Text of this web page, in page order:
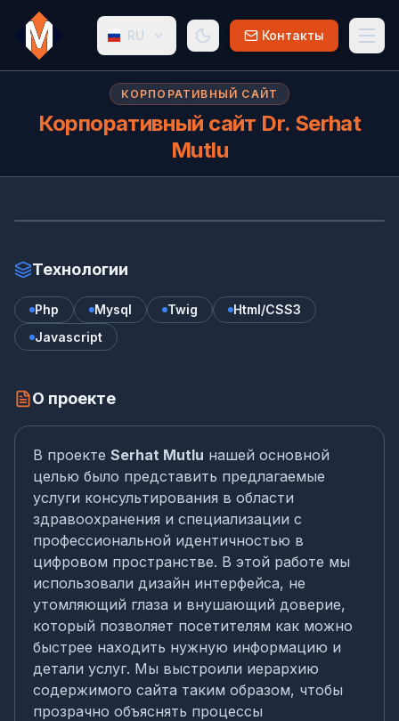
RU Контакты
КОРПОРАТИВНЫЙ САЙТ
Корпоративный сайт Dr. Serhat
Mutlu
Ко
Технологии
Php Mysql Twig
Html/CSS3
Javascript
О проекте
В проекте Serhat Mutlu нашей основной
целью было представить предлагаемые
услуги консультирования в области
здравоохранения и специализации с
профессиональной идентичностью в
цифровом пространстве. В этой работе мы
использовали дизайн интерфейса, не
утомляющий глаза и внушающий доверие,
который позволяет посетителям как можно
быстрее находить нужную информацию и
детали услуг. Мы выстроили иерархию
содержимого сайта таким образом, чтобы
прозрачно объяснять процессы